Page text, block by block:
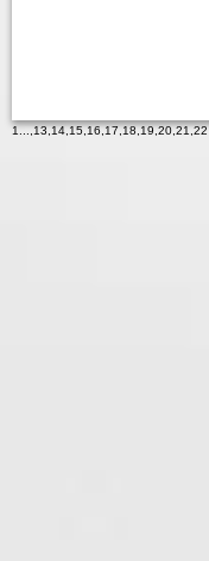
1...,13,14,15,16,17,18,19,20,21,22